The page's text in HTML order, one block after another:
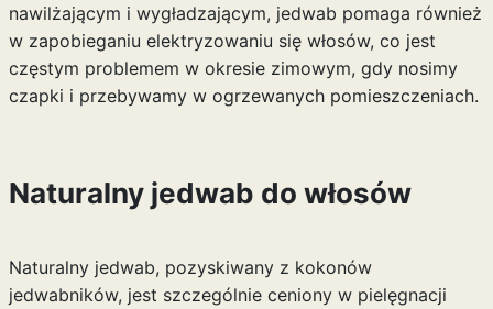
nawilżającym i wygładzającym, jedwab pomaga również
w zapobieganiu elektryzowaniu się włosów, co jest
częstym problemem w okresie zimowym, gdy nosimy
czapki i przebywamy w ogrzewanych pomieszczeniach.
Naturalny jedwab do włosów
Naturalny jedwab, pozyskiwany z kokonów
jedwabników, jest szczególnie ceniony w pielęgnacji